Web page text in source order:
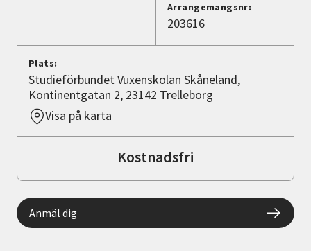
Arrangemangsnr:
203616
Plats:
Studieförbundet Vuxenskolan Skåneland,
Kontinentgatan 2, 23142 Trelleborg
Visa på karta
Kostnadsfri
Anmäl dig